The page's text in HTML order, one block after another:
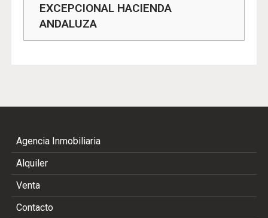
EXCEPCIONAL HACIENDA
ANDALUZA
Agencia Inmobiliaria
Alquiler
Venta
Contacto